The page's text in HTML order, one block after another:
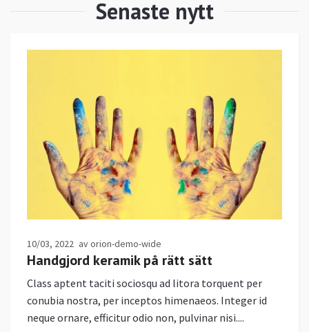
10/03, 2022 av orion-demo-wide
Handgjord keramik på rätt sätt
Class aptent taciti sociosqu ad litora torquent per
conubia nostra, per inceptos himenaeos. Integer id
neque ornare, efficitur odio non, pulvinar nisi....